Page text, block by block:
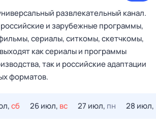
развлекательный канал.
и зарубежные программы,
сериалы, ситкомы, скетчкомы,
как сериалы и программы
так и российские адаптации
форматов.
сб 26 июл, вс 27 июл, пн 28 июл,